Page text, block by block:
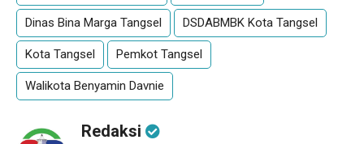
Dinas Bina Marga Tangsel DSDABMBK Kota Tangsel
Kota Tangsel Pemkot Tangsel
Walikota Benyamin Davnie
Redaksi